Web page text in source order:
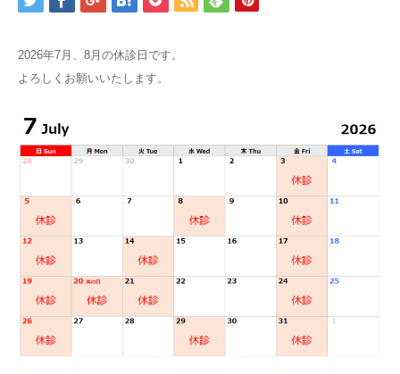
2026年7月、8月の休診日です。
よろしくお願いいたします。
Q&A
治療のながれ
お約束